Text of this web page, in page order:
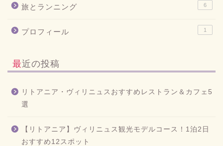
旅とランニング 6
プロフィール 1
最近の投稿
リトアニア・ヴィリニュスおすすめレストラン＆カフェ5
選
【リトアニア】ヴィリニュス観光モデルコース！1泊2日
おすすめ12スポット